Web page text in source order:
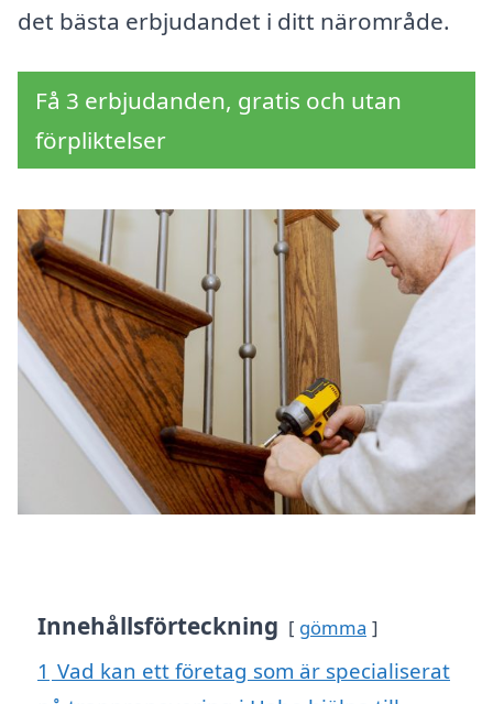
det bästa erbjudandet i ditt närområde.
Få 3 erbjudanden, gratis och utan
förpliktelser
Innehållsförteckning gömma
1 Vad kan ett företag som är specialiserat